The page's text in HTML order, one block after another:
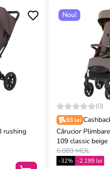
rushing
Nou!
(0)
93 lei
Cărucior
109 classic beige
6.889 MDL
-32% -2.199 lei